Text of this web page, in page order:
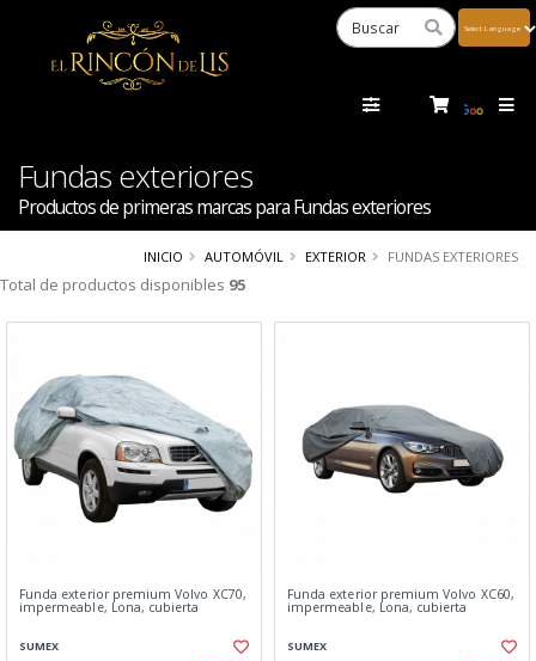
Fundas exteriores
Productos de primeras marcas para Fundas exteriores
INICIO AUTOMÓVIL EXTERIOR FUNDAS EXTERIORES
Total de productos disponibles 95
Funda exterior premium Volvo XC70,
impermeable, Lona, cubierta
SUMEX
Funda exterior premium Volvo XC60,
impermeable, Lona, cubierta
SUMEX